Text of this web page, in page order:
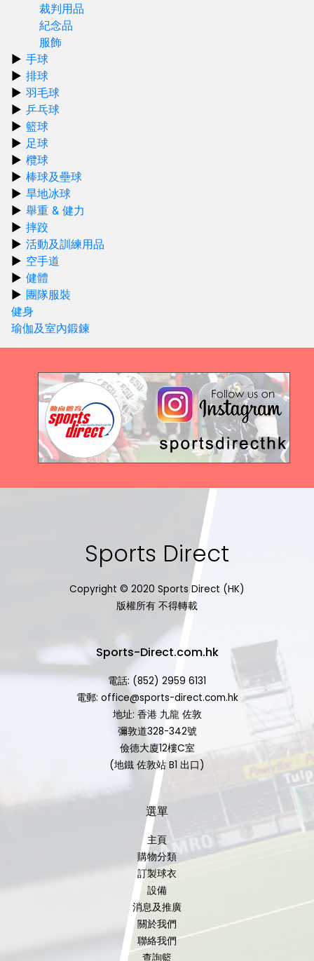
裁判用品
紀念品
服飾
手球
排球
羽毛球
乒乓球
籃球
足球
欖球
棒球及壘球
旱地冰球
舉重 & 健力
摔跤
活動及訓練用品
空手道
健體
團隊服裝
健身
瑜伽及室內鍛鍊
Sports Direct
Copyright © 2020 Sports Direct (HK)
版權所有 不得轉載
Sports-Direct.com.hk
電話: (852) 2959 6131
電郵: office@sports-direct.com.hk
地址: 香港 九龍 佐敦
彌敦道328-342號
儉德大廈12樓C室
(地鐵 佐敦站 B1 出口)
選單
主頁
購物分類
訂製球衣
設備
消息及推廣
關於我們
聯絡我們
查詢籃